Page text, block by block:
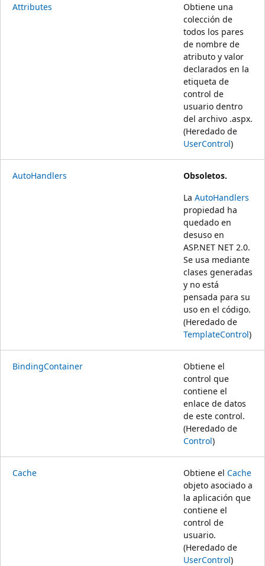
Attributes
Obtiene una
colección de
todos los pares
de nombre de
atributo y valor
declarados en la
etiqueta de
control de
usuario dentro
del archivo .aspx.
(Heredado de
UserControl)
AutoHandlers
Obsoletos.
La AutoHandlers
propiedad ha
quedado en
desuso en
ASP.NET NET 2.0.
Se usa mediante
clases generadas
y no está
pensada para su
uso en el código.
(Heredado de
TemplateControl)
BindingContainer
Obtiene el
control que
contiene el
enlace de datos
de este control.
(Heredado de
Control)
Cache Obtiene el Cache
objeto asociado a
la aplicación que
contiene el
control de
usuario.
(Heredado de
UserControl)